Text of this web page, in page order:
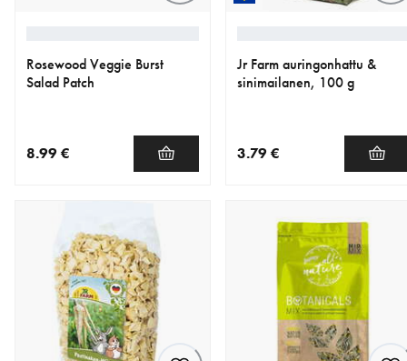
Rosewood Veggie Burst
Salad Patch
8.99 €
Jr Farm auringonhattu &
sinimailanen, 100 g
3.79 €